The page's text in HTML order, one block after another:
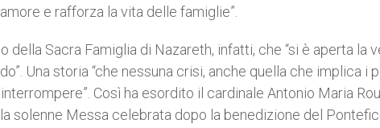
e rafforza la vita delle famiglie”.
della Sacra Famiglia di Nazareth, infatti, che “si è aperta la
Una storia “che nessuna crisi, anche quella che implica i
Così ha esordito il cardinale Antonio Maria
solenne Messa celebrata dopo la benedizione del